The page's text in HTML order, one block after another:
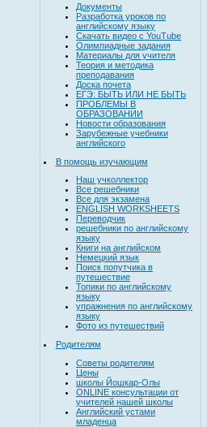
Документы
Разработка уроков по
английскому языку
Скачать видео с YouTube
Олимпиадные задания
Материалы для учителя
Теория и методика
преподавания
Доска почета
ЕГЭ: БЫТЬ ИЛИ НЕ БЫТЬ
ПРОБЛЕМЫ В
ОБРАЗОВАНИИ
Новости образования
Зарубежные учебники
английского
В помощь изучающим
Наш учколлектор
Все решебники
Все для экзамена
ENGLISH WORKSHEETS
Переводчик
решебники по английскому
языку
Книги на английском
Немецкий язык
Поиск попутчика в
путешествие
Топики по английскому
языку
упражнения по английскому
языку
Фото из путешествий
Родителям
Советы родителям
Цены
школы Йошкар-Олы
ONLINE консультации от
учителей нашей школы
Английский устами
младенца